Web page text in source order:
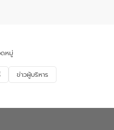
น้ำของประเทศ และเตรียมความพร้อม
งรับการเติบโตของเมือง รวมถึงการ
นในอุตสาหกรรมแห่งอนาคต ตลอดจน
อบโจทย์ความท้าทายจากวิกฤตการ
รั้งนี้เป็นการดึงจุดแข็งและความ
หมู่
ข่าวผู้บริหาร